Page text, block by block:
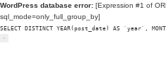
WordPress database error: [Expression #1 of
sql_mode=only_full_group_by]
SELECT DISTINCT YEAR(post_date) AS `year`,